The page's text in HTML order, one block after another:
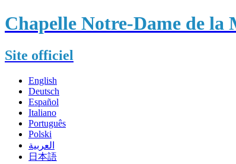
Chapelle Notre-Dame de la
Site officiel
English
Deutsch
Español
Italiano
Português
Polski
العربية
日本語